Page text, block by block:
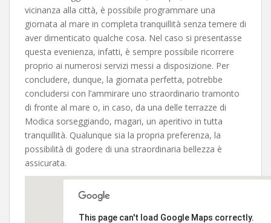
vicinanza alla città, è possibile programmare una
giornata al mare in completa tranquillità senza temere di
aver dimenticato qualche cosa. Nel caso si presentasse
questa evenienza, infatti, è sempre possibile ricorrere
proprio ai numerosi servizi messi a disposizione. Per
concludere, dunque, la giornata perfetta, potrebbe
concludersi con l’ammirare uno straordinario tramonto
di fronte al mare o, in caso, da una delle terrazze di
Modica sorseggiando, magari, un aperitivo in tutta
tranquillità. Qualunque sia la propria preferenza, la
possibilità di godere di una straordinaria bellezza è
assicurata.
This page can't load Google Maps correctly.